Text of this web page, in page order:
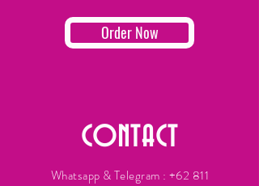
Order Now
CONTACT
Whatsapp & Telegram : +62 811